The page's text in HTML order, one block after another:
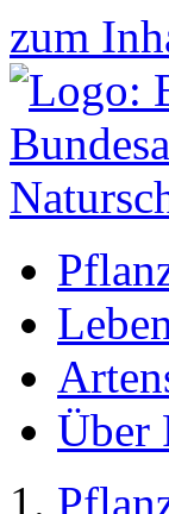
zum
Über